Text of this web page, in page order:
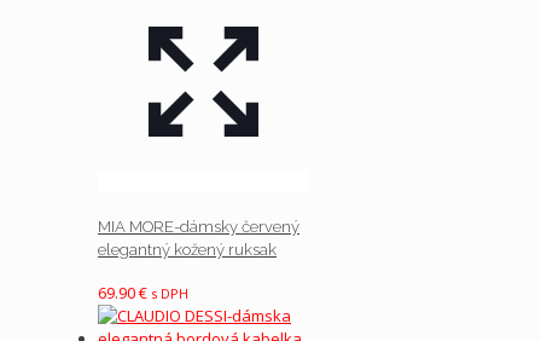
MIA MORE-dámsky červený
elegantný kožený ruksak
69.90€ s DPH